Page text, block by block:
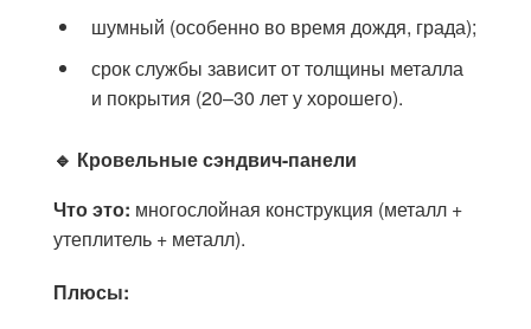
шумный (особенно во время дождя, града);
срок службы зависит от толщины металла
и покрытия (20–30 лет у хорошего).
🔹 Кровельные сэндвич-панели
Что это: многослойная конструкция (металл +
утеплитель + металл).
Плюсы: